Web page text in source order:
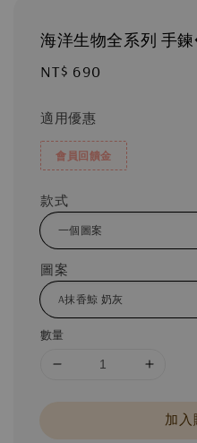
海洋生物全系列 手
Regular
NT$ 690
適用優惠
會員回饋金
款式
圖案
數量
加入